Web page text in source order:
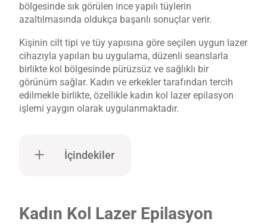
bölgesinde sık görülen ince yapılı tüylerin
azaltılmasında oldukça başarılı sonuçlar verir.
Kişinin cilt tipi ve tüy yapısına göre seçilen uygun lazer
cihazıyla yapılan bu uygulama, düzenli seanslarla
birlikte kol bölgesinde pürüzsüz ve sağlıklı bir
görünüm sağlar. Kadın ve erkekler tarafından tercih
edilmekle birlikte, özellikle kadın kol lazer epilasyon
işlemi yaygın olarak uygulanmaktadır.
İçindekiler
Kadın Kol Lazer Epilasyon